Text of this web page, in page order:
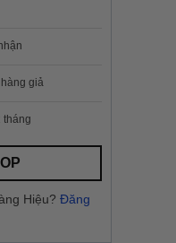
giả
tháng
Hiệu? Đăng